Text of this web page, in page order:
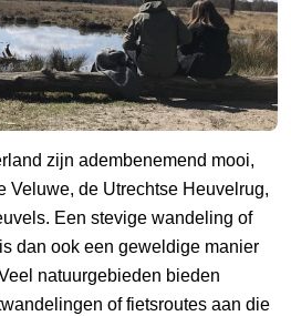
zijn adembenemend mooi,
Veluwe, de Utrechtse Heuvelrug,
Een stevige wandeling of
dan ook een geweldige manier
natuurgebieden bieden
of fietsroutes aan die